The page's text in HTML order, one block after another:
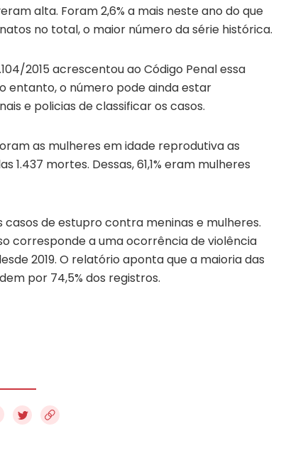
alta. Foram 2,6% a mais neste ano do que
no total, o maior número da série histórica.
2015 acrescentou ao Código Penal essa
entanto, o número pode ainda estar
e policias de classificar os casos.
as mulheres em idade reprodutiva as
1.437 mortes. Dessas, 61,1% eram mulheres
de estupro contra meninas e mulheres.
corresponde a uma ocorrência de violência
2019. O relatório aponta que a maioria das
por 74,5% dos registros.